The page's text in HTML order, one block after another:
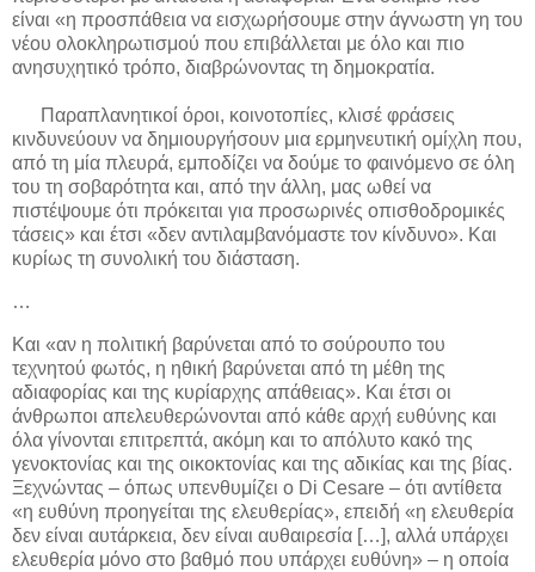
είναι «η προσπάθεια να εισχωρήσουμε στην άγνωστη γη του
νέου ολοκληρωτισμού που επιβάλλεται με όλο και πιο
ανησυχητικό τρόπο, διαβρώνοντας τη δημοκρατία.
Παραπλανητικοί όροι, κοινοτοπίες, κλισέ φράσεις
κινδυνεύουν να δημιουργήσουν μια ερμηνευτική ομίχλη που,
από τη μία πλευρά, εμποδίζει να δούμε το φαινόμενο σε όλη
του τη σοβαρότητα και, από την άλλη, μας ωθεί να
πιστέψουμε ότι πρόκειται για προσωρινές οπισθοδρομικές
τάσεις» και έτσι «δεν αντιλαμβανόμαστε τον κίνδυνο». Και
κυρίως τη συνολική του διάσταση.
…
Και «αν η πολιτική βαρύνεται από το σούρουπο του
τεχνητού φωτός, η ηθική βαρύνεται από τη μέθη της
αδιαφορίας και της κυρίαρχης απάθειας». Και έτσι οι
άνθρωποι απελευθερώνονται από κάθε αρχή ευθύνης και
όλα γίνονται επιτρεπτά, ακόμη και το απόλυτο κακό της
γενοκτονίας και της οικοκτονίας και της αδικίας και της βίας.
Ξεχνώντας – όπως υπενθυμίζει ο Di Cesare – ότι αντίθετα
«η ευθύνη προηγείται της ελευθερίας», επειδή «η ελευθερία
δεν είναι αυτάρκεια, δεν είναι αυθαιρεσία […], αλλά υπάρχει
ελευθερία μόνο στο βαθμό που υπάρχει ευθύνη» – η οποία